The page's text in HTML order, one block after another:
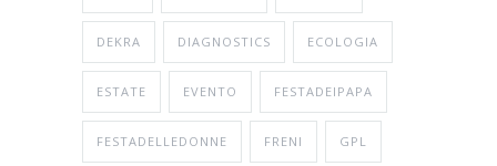
DEKRA DIAGNOSTICS ECOLOGIA
ESTATE EVENTO FESTADEIPAPA
FESTADELLEDONNE FRENI GPL